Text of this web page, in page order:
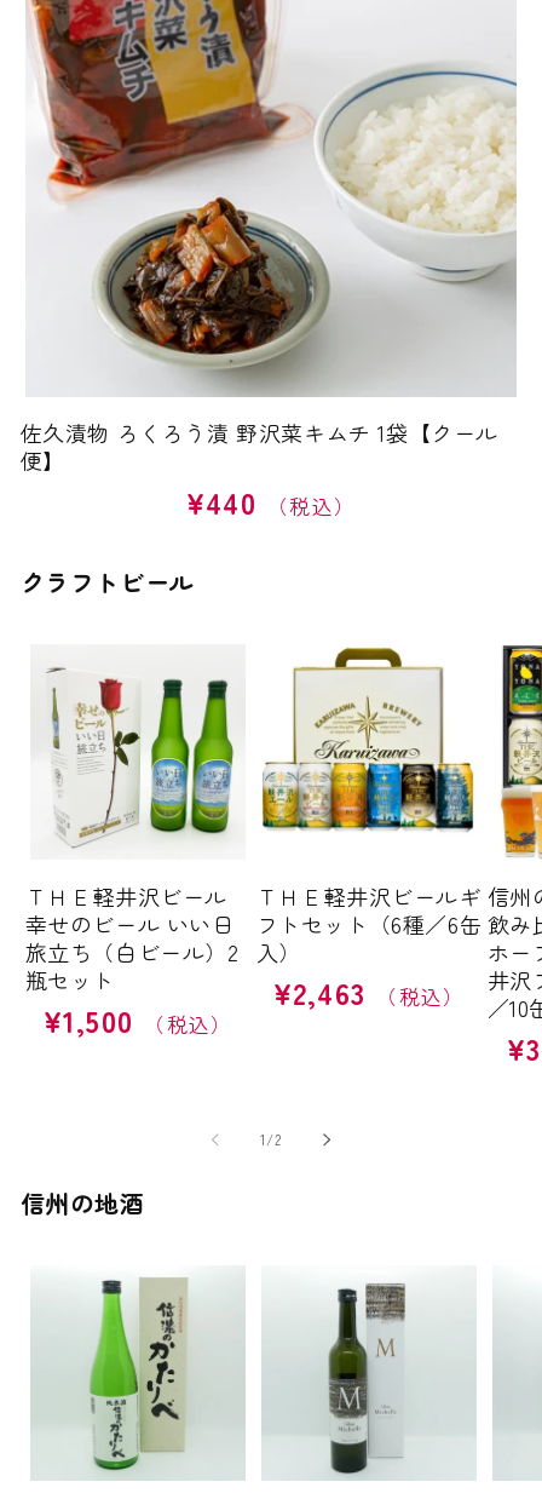
佐久漬物 ろくろう漬 野沢菜キムチ 1袋【クール
便】
通
格
¥440
クラフトビール
ＴＨＥ軽井沢ビール
幸せのビール いい日
旅立ち（白ビール）2
瓶セット
通
¥1,500
ＴＨＥ軽井沢ビールギ
フトセット（6種／6缶
入）
通
¥2,463
信州
飲み
ホー
井沢
／10
通
1/の
2
信州の地酒